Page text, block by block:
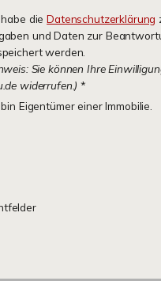
habe dieDatenschutzerklärung
und Daten zur
werden.
Sie können Ihre
widerrufen.) *
Eigentümer einer Immobilie.